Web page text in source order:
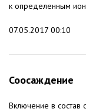
к определенным
07.05.2017 00:10
Соосаждение
Включение в